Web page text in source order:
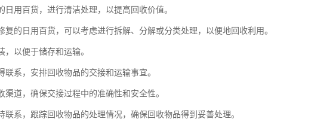
用百货，进行清洁处理，以提高回收价值。
的日用百货，可以考虑进行拆解、分解或分类处理，以便地回收利用。
以便于储存和运输。
系，安排回收物品的交接和运输事宜。
道，确保交接过程中的准确性和安全性。
系，跟踪回收物品的处理情况，确保回收物品得到妥善处理。